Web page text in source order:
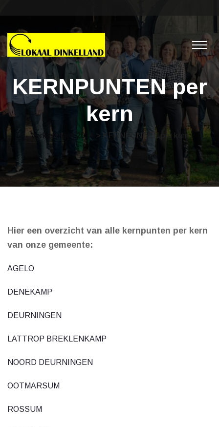
KERNPUNTEN per
kern
Verkiezingen 2014 > KERNPUNTEN per kern
Hier een overzicht van alle kernpunten per kern
van onze gemeente:
AGELO
DENEKAMP
DEURNINGEN
LATTROP BREKLENKAMP
NOORD DEURNINGEN
OOTMARSUM
ROSSUM